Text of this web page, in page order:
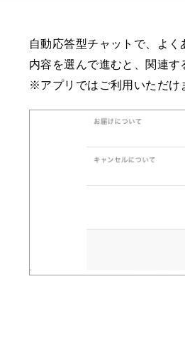
自動応答型チャットで、よ
内容を選んで進むと、関連す
※アプリではご利用いただけ